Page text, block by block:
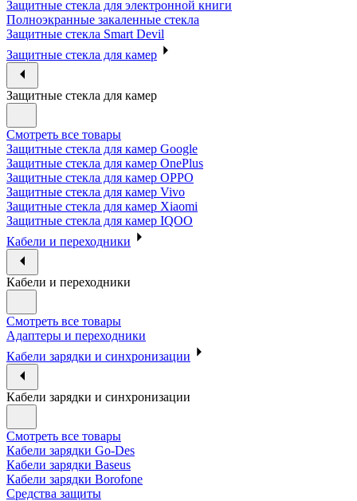
Защитные стекла для электронной книги
Полноэкранные закаленные стекла
Защитные стекла Smart Devil
Защитные стекла для камер
Защитные стекла для камер
Смотреть все товары
Защитные стекла для камер Google
Защитные стекла для камер OnePlus
Защитные стекла для камер OPPO
Защитные стекла для камер Vivo
Защитные стекла для камер Xiaomi
Защитные стекла для камер IQOO
Кабели и переходники
Кабели и переходники
Смотреть все товары
Адаптеры и переходники
Кабели зарядки и синхронизации
Кабели зарядки и синхронизации
Смотреть все товары
Кабели зарядки Go-Des
Кабели зарядки Baseus
Кабели зарядки Borofone
Средства защиты